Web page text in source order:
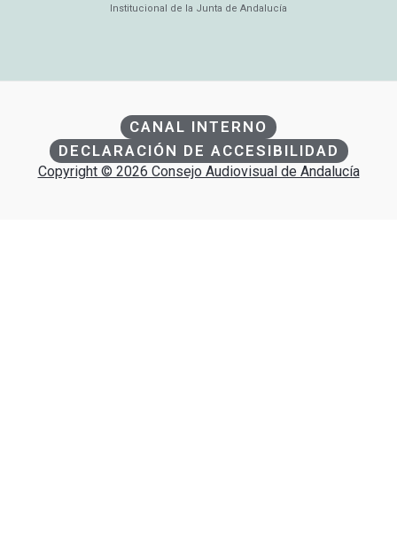
Institucional de la Junta de Andalucía
CANAL INTERNO
DECLARACIÓN DE ACCESIBILIDAD
Copyright © 2026 Consejo Audiovisual de Andalucía